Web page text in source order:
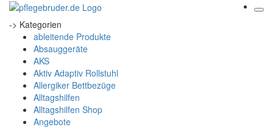
-> Kategorien
ableitende Produkte
Absauggeräte
AKS
Aktiv Adaptiv Rollstuhl
Allergiker Bettbezüge
Alltagshilfen
Alltagshilfen Shop
Angebote